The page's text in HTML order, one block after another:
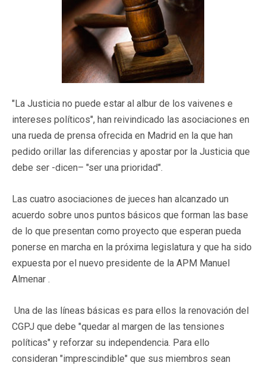
"La Justicia no puede estar al albur de los vaivenes e
intereses políticos", han reivindicado las asociaciones en
una rueda de prensa ofrecida en Madrid en la que han
pedido orillar las diferencias y apostar por la Justicia que
debe ser -dicen– "ser una prioridad".
Las cuatro asociaciones de jueces han alcanzado un
acuerdo sobre unos puntos básicos que forman las base
de lo que presentan como proyecto que esperan pueda
ponerse en marcha en la próxima legislatura y que ha sido
expuesta por el nuevo presidente de la APM Manuel
Almenar .
Una de las líneas básicas es para ellos la renovación del
CGPJ que debe "quedar al margen de las tensiones
políticas" y reforzar su independencia. Para ello
consideran "imprescindible" que sus miembros sean